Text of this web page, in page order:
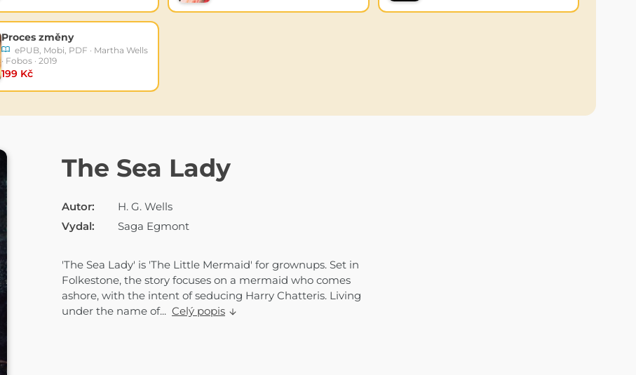
Proces změny
ePUB, Mobi, PDF · Martha Wells
· Fobos · 2019
199 Kč
E-KNIHA
The Sea Lady
Autor:
H. G. Wells
Vydal:
Saga Egmont
'The Sea Lady' is 'The Little Mermaid' for grownups. Set in
Folkestone, the story focuses on a mermaid who comes
ashore, with the intent of seducing Harry Chatteris. Living
under the name of... Celý popis